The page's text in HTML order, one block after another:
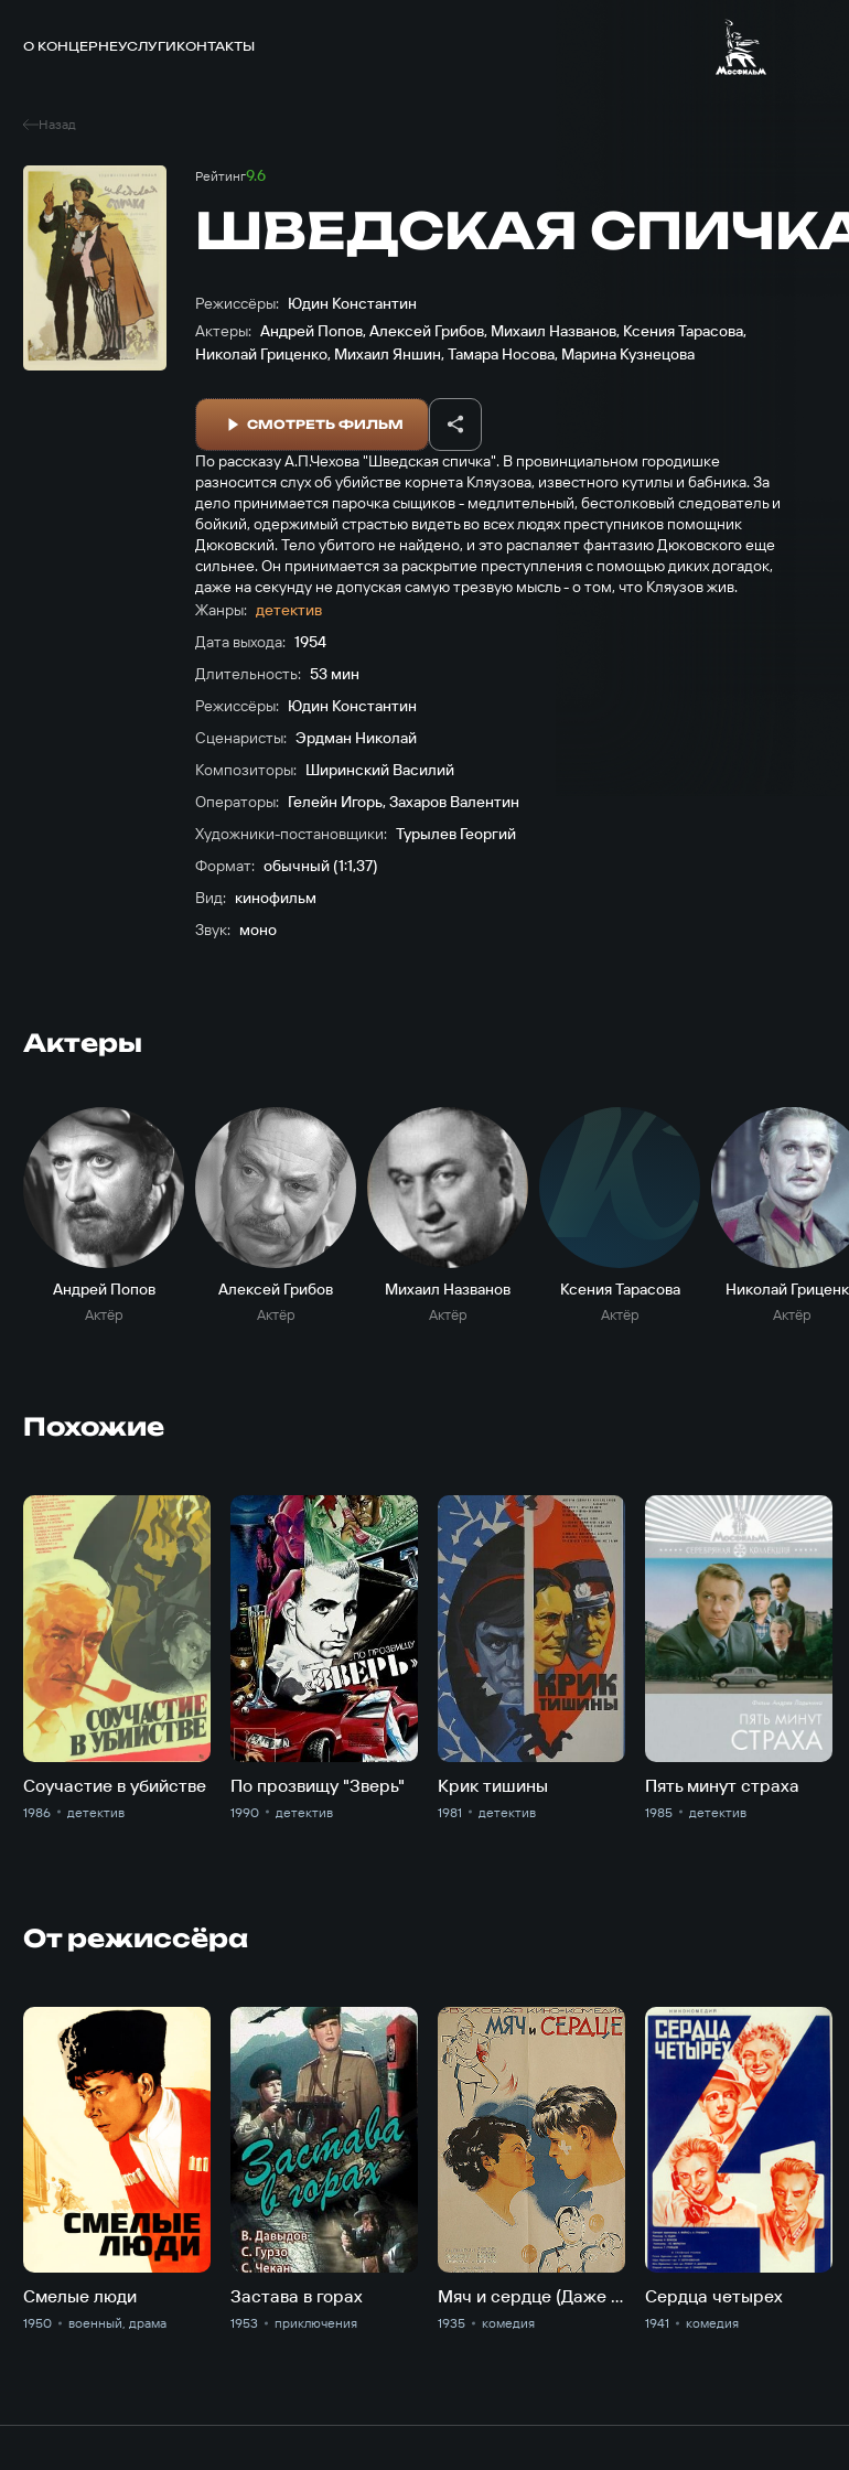
О КОНЦЕРНЕУСЛУГИКОНТАКТЫ
Назад
Рейтинг9.6
ШВЕДСКАЯ
Режиссёры: Юдин Константин
Актеры: Андрей Попов,Алексей Грибов, Михаил Названов, Ксения Тарасова,
Николай Гриценко, Михаил Яншин,Тамара Носова, Марина Кузнецова
СМОТРЕТЬ ФИЛЬМ
По рассказу А.П.Чехова "Шведская спичка". В провинциальном городишке
разносится слух об убийстве корнета Кляузова, известного кутилы и бабника. За
дело принимается парочка сыщиков - медлительный, бестолковый следователь и
бойкий, одержимый страстью видеть во всех людях преступников помощник
Дюковский. Тело убитого не найдено, и это распаляет фантазию Дюковского еще
сильнее. Он принимается за раскрытие преступления с помощью диких догадок,
даже на секунду не допуская самую трезвую мысль - о том, что Кляузов жив.
Жанры: детектив
Дата выхода: 1954
Длительность: 53 мин
Режиссёры: Юдин Константин
Сценаристы: Эрдман Николай
Композиторы: Ширинский Василий
Операторы: Гелейн Игорь,Захаров Валентин
Художники-постановщики: Турылев Георгий
Формат: обычный (1:1,37)
Вид: кинофильм
Звук: моно
Актеры
Андрей Попов
Актёр
Алексей Грибов
Актёр
Михаил Названов
Актёр
К
Ксения Тарасова
Актёр
Николай
Актёр
Похожие
Соучастие в убийстве
1986 детектив
По прозвищу "Зверь"
1990 детектив
Крик тишины
1981 детектив
Пять минут страха
1985 детектив
От режиссёра
Смелые люди
1950 военный, драма
Застава в горах
1953 приключе­ния
Мяч и сердце (Даже не однофамилец)
1935 комедия
Сердца четырех
1941 комедия